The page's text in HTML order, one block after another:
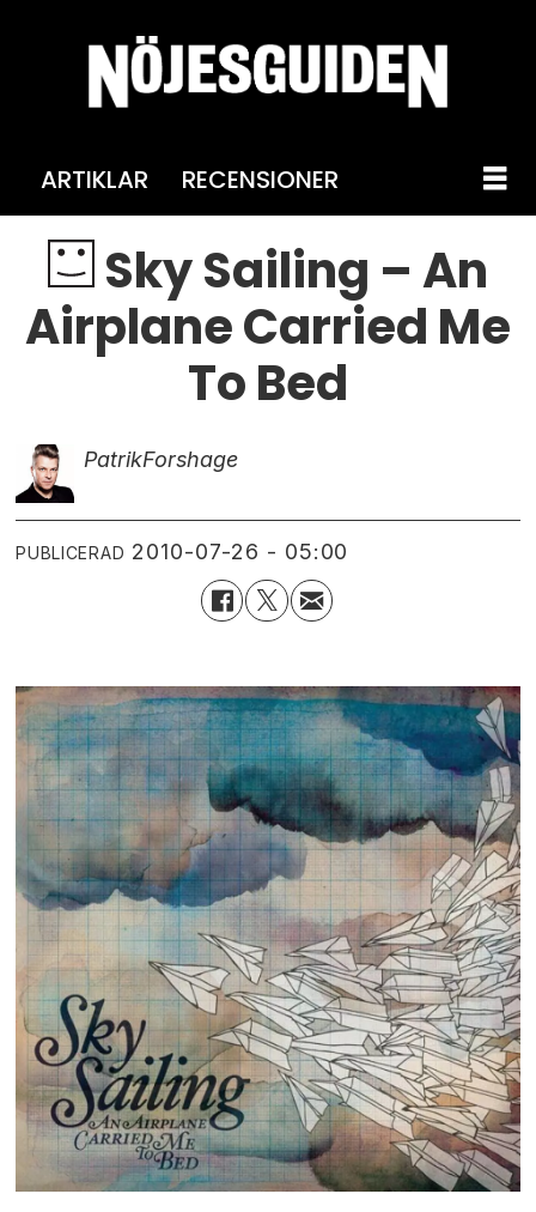
ARTIKLAR RECENSIONER
Sky Sailing – An
Airplane Carried Me
To Bed
PatrikForshage
PUBLICERAD 2010-07-26 - 05:00